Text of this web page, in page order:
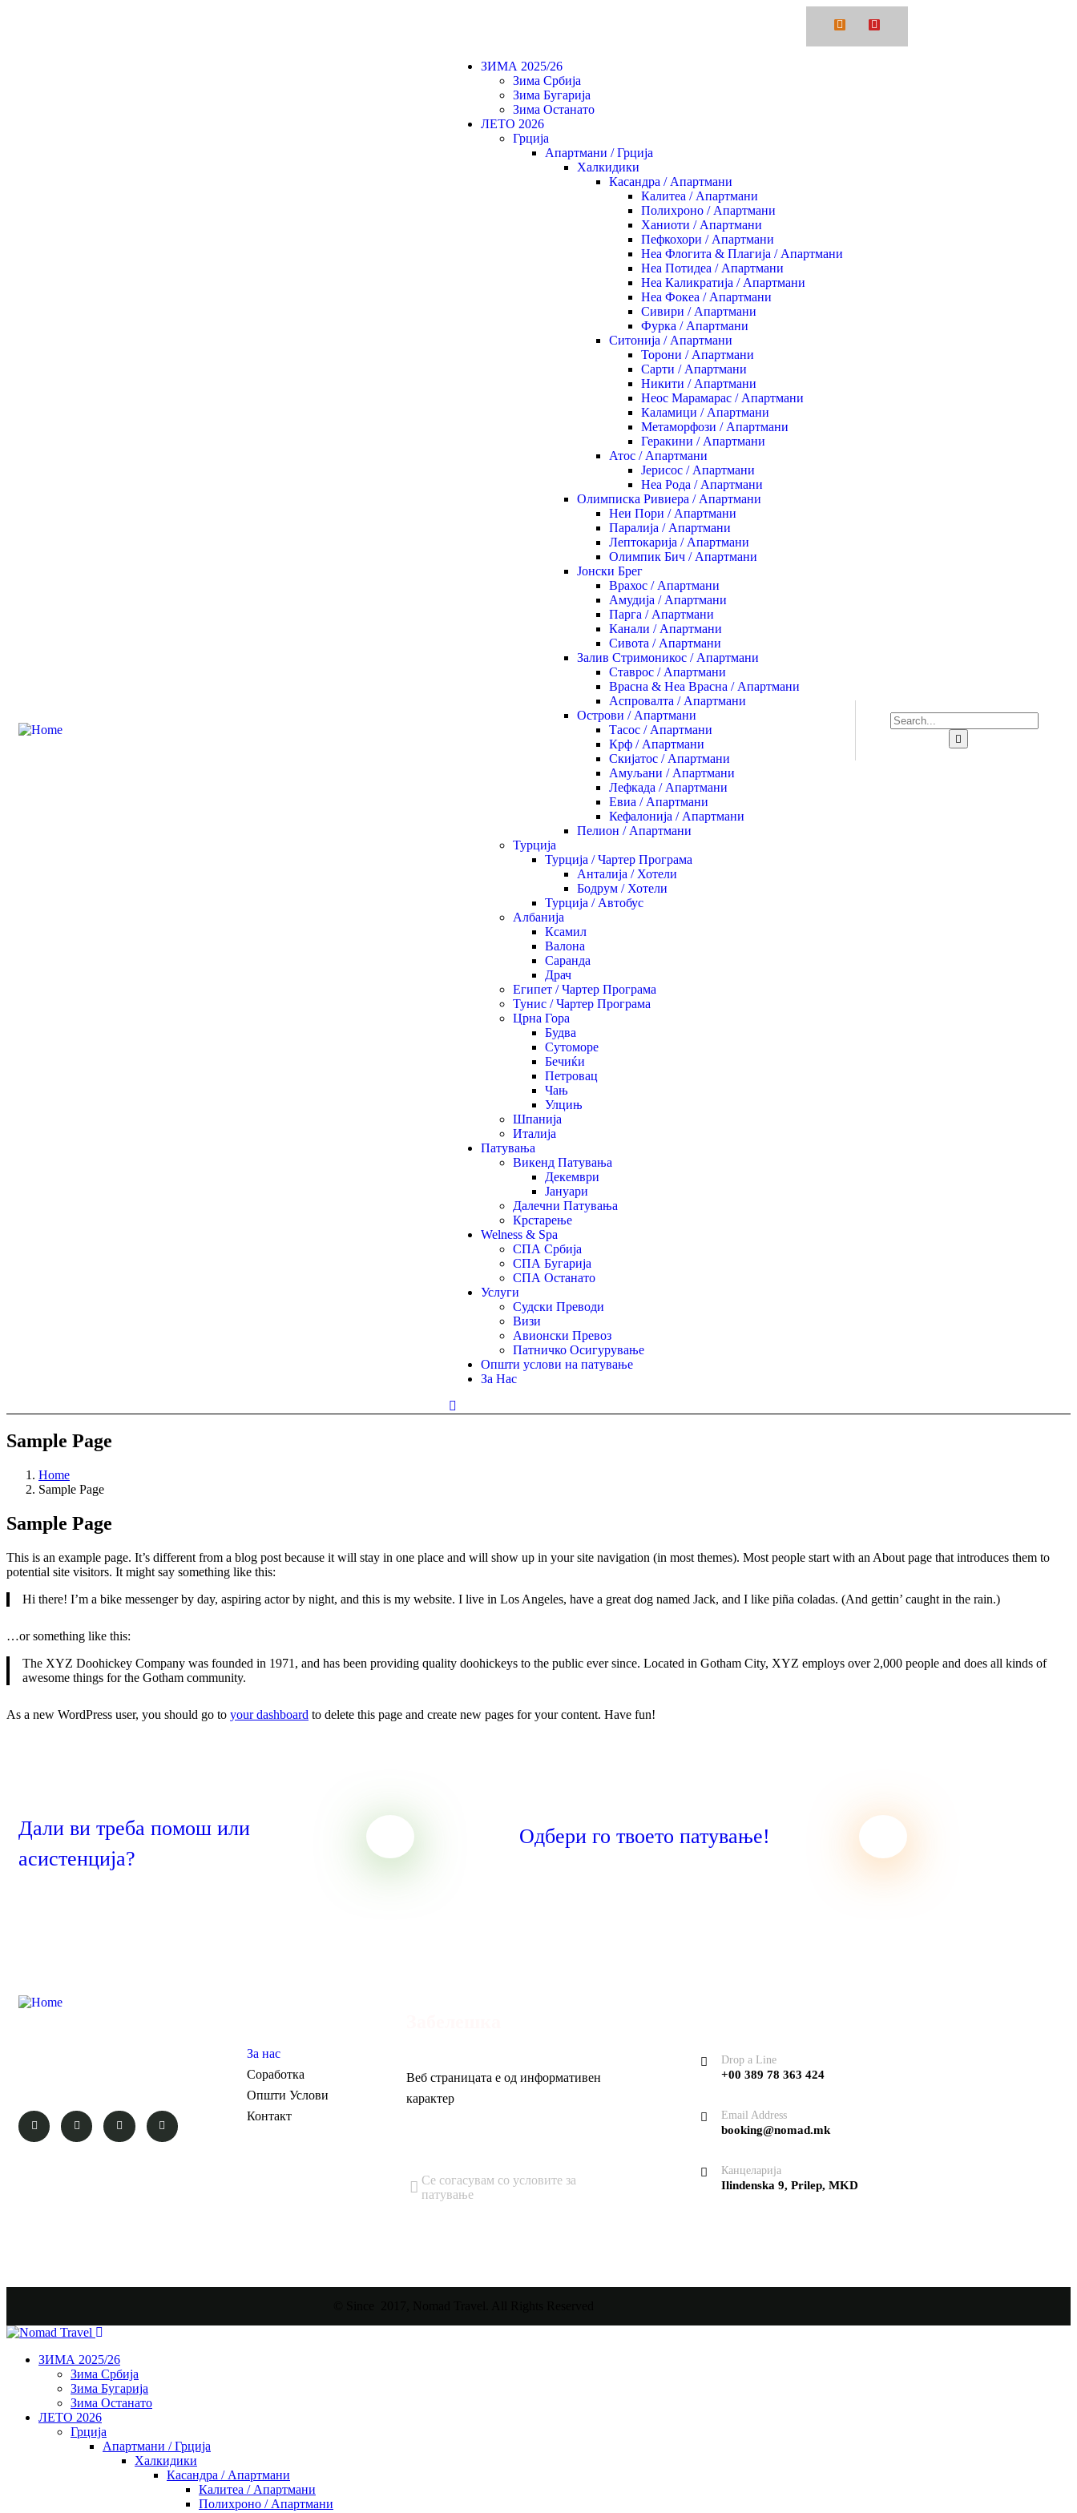
ЗИМА 2025/26
Зима Србија
Зима Бугарија
Зима Останато
ЛЕТО 2026
Грција
Апартмани / Грција
Халкидики
Касандра / Апартмани
Калитеа / Апартмани
Полихроно / Апартмани
Ханиоти / Апартмани
Пефкохори / Апартмани
Неа Флогита & Плагија / Апартмани
Неа Потидеа / Апартмани
Неа Каликратија / Апартмани
Неа Фокеа / Апартмани
Сивири / Апартмани
Фурка / Апартмани
Ситонија / Апартмани
Торони / Апартмани
Сарти / Апартмани
Никити / Апартмани
Неос Марамарас / Апартмани
Каламици / Апартмани
Метаморфози / Апартмани
Геракини / Апартмани
Атос / Апартмани
Јерисос / Апартмани
Неа Рода / Апартмани
Олимписка Ривиера / Апартмани
Неи Пори / Апартмани
Паралија / Апартмани
Лептокарија / Апартмани
Олимпик Бич / Апартмани
Јонски Брег
Врахос / Апартмани
Амудија / Апартмани
Парга / Апартмани
Канали / Апартмани
Сивота / Апартмани
Залив Стримоникос / Апартмани
Ставрос / Апартмани
Врасна & Неа Врасна / Апартмани
Аспровалта / Апартмани
Острови / Апартмани
Тасос / Апартмани
Крф / Апартмани
Скијатос / Апартмани
Амуљани / Апартмани
Лефкада / Апартмани
Евиа / Апартмани
Кефалонија / Апартмани
Пелион / Апартмани
Турција
Турција / Чартер Програма
Анталија / Хотели
Бодрум / Хотели
Турција / Автобус
Албанија
Ксамил
Валона
Саранда
Драч
Египет / Чартер Програма
Тунис / Чартер Програма
Црна Гора
Будва
Сутоморе
Бечиќи
Петровац
Чањ
Улцињ
Шпанија
Италија
Патувања
Викенд Патувања
Декември
Јануари
Далечни Патувања
Крстарење
Welness & Spa
СПА Србија
СПА Бугарија
СПА Останато
Услуги
Судски Преводи
Визи
Авионски Превоз
Патничко Осигурување
Општи услови на патување
За Нас
Sample Page
Home
Sample Page
Sample Page
This is an example page. It’s different from a blog post because it will stay in one place and will show up in your site navigation (in most themes). Most people start with an About page that introduces them to
potential site visitors. It might say something like this:
Hi there! I’m a bike messenger by day, aspiring actor by night, and this is my website. I live in Los Angeles, have a great dog named Jack, and I like piña coladas. (And gettin’ caught in the rain.)
…or something like this:
The XYZ Doohickey Company was founded in 1971, and has been providing quality doohickeys to the public ever since. Located in Gotham City, XYZ employs over 2,000 people and does all kinds of
awesome things for the Gotham community.
As a new WordPress user, you should go to your dashboard to delete this page and create new pages for your content. Have fun!
Дали ви треба помош или
асистенција?
Одбери го твоето патување!
За нас
Соработка
Општи Услови
Контакт
Веб страницата е од информативен
карактер
Се согасувам со условите за
патување
Drop a Line
+00 389 78 363 424
Email Address
booking@nomad.mk
Канцеларија
Ilindenska 9, Prilep, MKD
ЗИМА 2025/26
Зима Србија
Зима Бугарија
Зима Останато
ЛЕТО 2026
Грција
Апартмани / Грција
Халкидики
Касандра / Апартмани
Калитеа / Апартмани
Полихроно / Апартмани